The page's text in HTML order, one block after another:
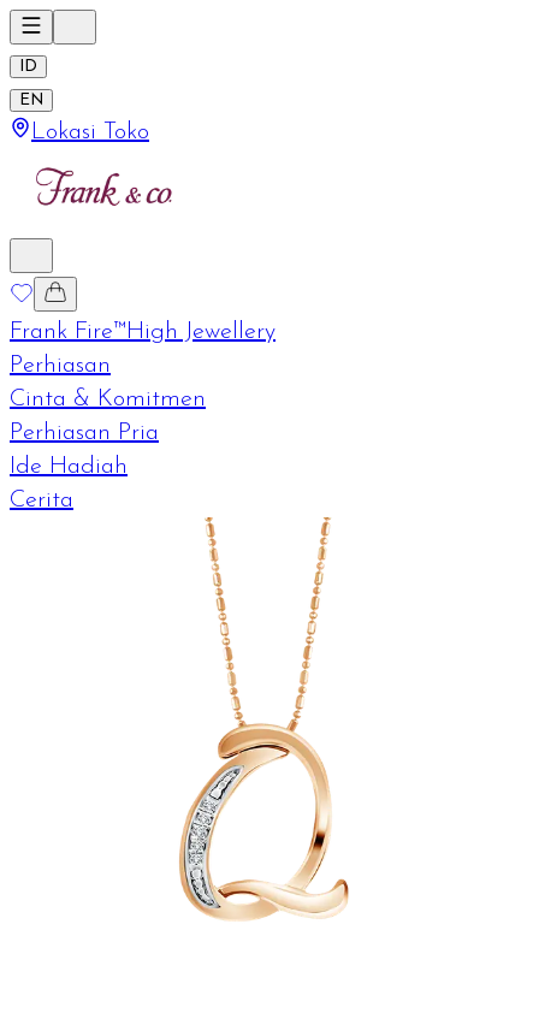
ID
EN
Lokasi Toko
Frank Fire™High Jewellery
Perhiasan
Cinta & Komitmen
Perhiasan Pria
Ide Hadiah
Cerita